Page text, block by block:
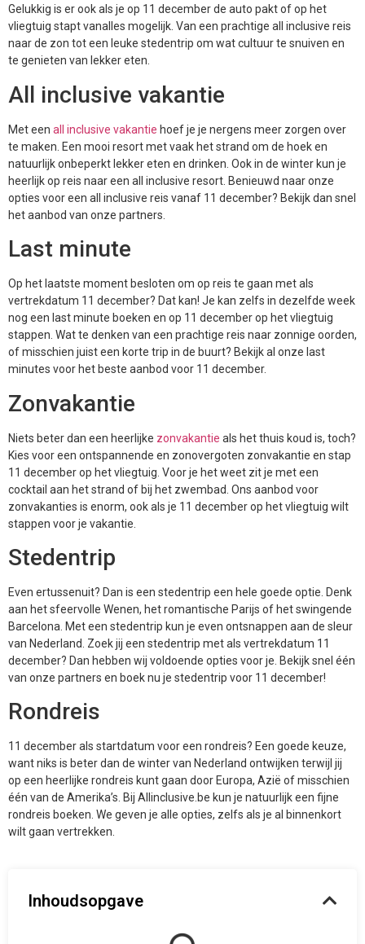
Gelukkig is er ook als je op 11 december de auto pakt of op het
vliegtuig stapt vanalles mogelijk. Van een prachtige all inclusive reis
naar de zon tot een leuke stedentrip om wat cultuur te snuiven en
te genieten van lekker eten.
All inclusive vakantie
Met een all inclusive vakantie hoef je je nergens meer zorgen over
te maken. Een mooi resort met vaak het strand om de hoek en
natuurlijk onbeperkt lekker eten en drinken. Ook in de winter kun je
heerlijk op reis naar een all inclusive resort. Benieuwd naar onze
opties voor een all inclusive reis vanaf 11 december? Bekijk dan snel
het aanbod van onze partners.
Last minute
Op het laatste moment besloten om op reis te gaan met als
vertrekdatum 11 december? Dat kan! Je kan zelfs in dezelfde week
nog een last minute boeken en op 11 december op het vliegtuig
stappen. Wat te denken van een prachtige reis naar zonnige oorden,
of misschien juist een korte trip in de buurt? Bekijk al onze last
minutes voor het beste aanbod voor 11 december.
Zonvakantie
Niets beter dan een heerlijke zonvakantie als het thuis koud is, toch?
Kies voor een ontspannende en zonovergoten zonvakantie en stap
11 december op het vliegtuig. Voor je het weet zit je met een
cocktail aan het strand of bij het zwembad. Ons aanbod voor
zonvakanties is enorm, ook als je 11 december op het vliegtuig wilt
stappen voor je vakantie.
Stedentrip
Even ertussenuit? Dan is een stedentrip een hele goede optie. Denk
aan het sfeervolle Wenen, het romantische Parijs of het swingende
Barcelona. Met een stedentrip kun je even ontsnappen aan de sleur
van Nederland. Zoek jij een stedentrip met als vertrekdatum 11
december? Dan hebben wij voldoende opties voor je. Bekijk snel één
van onze partners en boek nu je stedentrip voor 11 december!
Rondreis
11 december als startdatum voor een rondreis? Een goede keuze,
want niks is beter dan de winter van Nederland ontwijken terwijl jij
op een heerlijke rondreis kunt gaan door Europa, Azië of misschien
één van de Amerika’s. Bij Allinclusive.be kun je natuurlijk een fijne
rondreis boeken. We geven je alle opties, zelfs als je al binnenkort
wilt gaan vertrekken.
Inhoudsopgave